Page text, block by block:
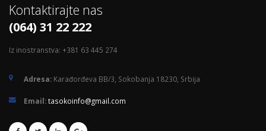
Kontaktirajte nas
(064) 31 22 222
Iz inostranstva: +381 63 445 274
Adresa: Karađorđeva BB/3, Sokobanja 18230, Srbija
Email:tasokoinfo@gmail.com